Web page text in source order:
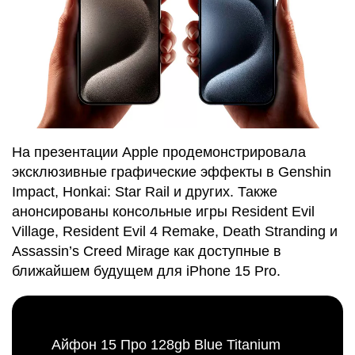
На презентации Apple продемонстрировала
эксклюзивные графические эффекты в Genshin
Impact, Honkai: Star Rail и других. Также
анонсированы консольные игры Resident Evil
Village, Resident Evil 4 Remake, Death Stranding и
Assassin’s Creed Mirage как доступные в
ближайшем будущем для iPhone 15 Pro.
Айфон 15 Про 128gb Blue Titanium